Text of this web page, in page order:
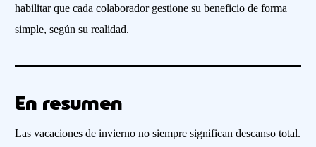
habilitar que cada colaborador gestione su beneficio de forma
simple, según su realidad.
En resumen
Las vacaciones de invierno no siempre significan descanso total.